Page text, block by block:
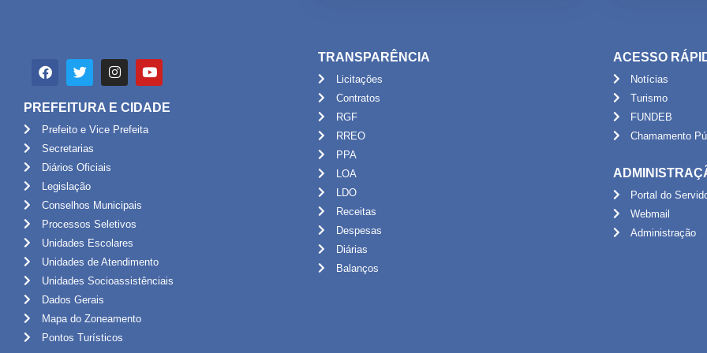
PREFEITURA E CIDADE
Prefeito e Vice Prefeita
Secretarias
Diários Oficiais
Legislação
Conselhos Municipais
Processos Seletivos
Unidades Escolares
Unidades de Atendimento
Unidades Socioassistênciais
Dados Gerais
Mapa do Zoneamento
Pontos Turísticos
TRANSPARÊNCIA
Licitações
Contratos
RGF
RREO
PPA
LOA
LDO
Receitas
Despesas
Diárias
Balanços
ACESSO
Notícias
Turismo
FUNDEB
Chamamento
Portal do
Webmail
Administração